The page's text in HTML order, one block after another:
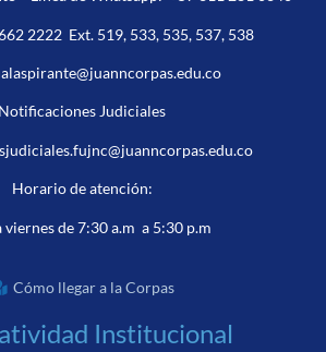
2222Ext. 519, 533, 535, 537, 538
Notificaciones Judiciales
Horario de atención:
viernes de 7:30 a.m a 5:30 p.m
Cómo llegar a la Corpas
Institucional